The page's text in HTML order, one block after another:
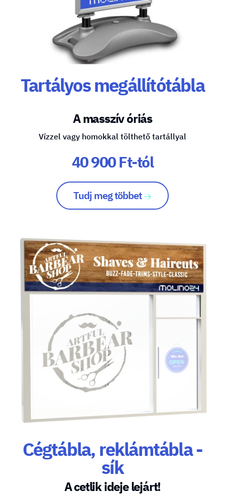
Tartályos megállítótábla
A masszív óriás
Vízzel vagy homokkal tölthető tartállyal
40 900 Ft-tól
Tudj meg többet
Cégtábla, reklámtábla -
sík
A cetlik ideje lejárt!